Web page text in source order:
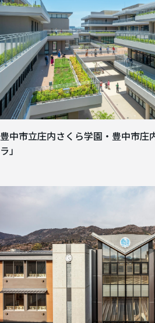
豊中市立庄内さくら学園・豊中市庄
ラ」